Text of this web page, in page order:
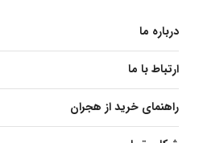
درباره ما
ارتباط با ما
راهنمای خرید از هجران